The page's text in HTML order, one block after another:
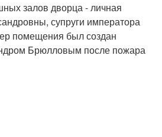
залов дворца - личная
супруги императора
помещения был создан
Брюлловым после пожара